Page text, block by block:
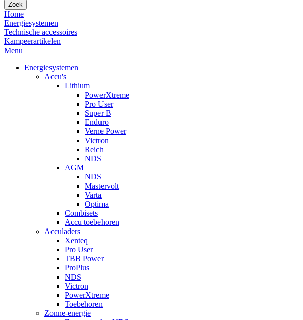
Zoek
Home
Energiesystemen
Technische accessoires
Kampeerartikelen
Menu
Energiesystemen
Accu's
Lithium
PowerXtreme
Pro User
Super B
Enduro
Verne Power
Victron
Reich
NDS
AGM
NDS
Mastervolt
Varta
Optima
Combisets
Accu toebehoren
Acculaders
Xenteq
Pro User
TBB Power
ProPlus
NDS
Victron
PowerXtreme
Toebehoren
Zonne-energie